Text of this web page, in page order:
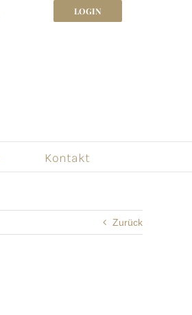
LOGIN
Kontakt
Zurück